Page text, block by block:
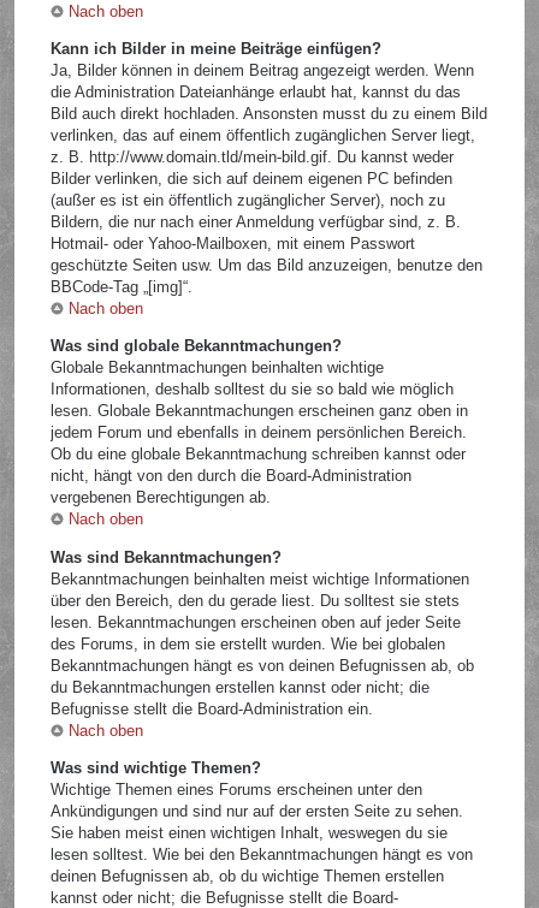
Nach oben
Kann ich Bilder in meine Beiträge einfügen?
Ja, Bilder können in deinem Beitrag angezeigt werden. Wenn
die Administration Dateianhänge erlaubt hat, kannst du das
Bild auch direkt hochladen. Ansonsten musst du zu einem Bild
verlinken, das auf einem öffentlich zugänglichen Server liegt,
z. B. http://www.domain.tld/mein-bild.gif. Du kannst weder
Bilder verlinken, die sich auf deinem eigenen PC befinden
(außer es ist ein öffentlich zugänglicher Server), noch zu
Bildern, die nur nach einer Anmeldung verfügbar sind, z. B.
Hotmail- oder Yahoo-Mailboxen, mit einem Passwort
geschützte Seiten usw. Um das Bild anzuzeigen, benutze den
BBCode-Tag „[img]“.
Nach oben
Was sind globale Bekanntmachungen?
Globale Bekanntmachungen beinhalten wichtige
Informationen, deshalb solltest du sie so bald wie möglich
lesen. Globale Bekanntmachungen erscheinen ganz oben in
jedem Forum und ebenfalls in deinem persönlichen Bereich.
Ob du eine globale Bekanntmachung schreiben kannst oder
nicht, hängt von den durch die Board-Administration
vergebenen Berechtigungen ab.
Nach oben
Was sind Bekanntmachungen?
Bekanntmachungen beinhalten meist wichtige Informationen
über den Bereich, den du gerade liest. Du solltest sie stets
lesen. Bekanntmachungen erscheinen oben auf jeder Seite
des Forums, in dem sie erstellt wurden. Wie bei globalen
Bekanntmachungen hängt es von deinen Befugnissen ab, ob
du Bekanntmachungen erstellen kannst oder nicht; die
Befugnisse stellt die Board-Administration ein.
Nach oben
Was sind wichtige Themen?
Wichtige Themen eines Forums erscheinen unter den
Ankündigungen und sind nur auf der ersten Seite zu sehen.
Sie haben meist einen wichtigen Inhalt, weswegen du sie
lesen solltest. Wie bei den Bekanntmachungen hängt es von
deinen Befugnissen ab, ob du wichtige Themen erstellen
kannst oder nicht; die Befugnisse stellt die Board-